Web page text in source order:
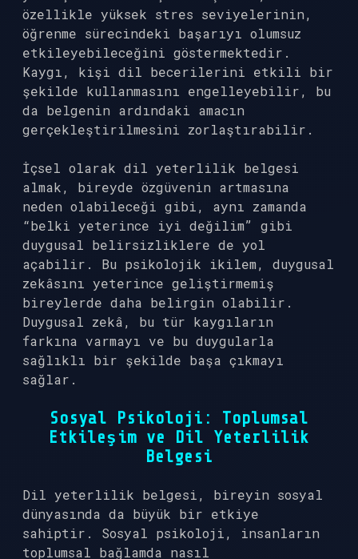
özellikle yüksek stres seviyelerinin,
öğrenme sürecindeki başarıyı olumsuz
etkileyebileceğini göstermektedir.
Kaygı, kişi dil becerilerini etkili bir
şekilde kullanmasını engelleyebilir, bu
da belgenin ardındaki amacın
gerçekleştirilmesini zorlaştırabilir.
İçsel olarak dil yeterlilik belgesi
almak, bireyde özgüvenin artmasına
neden olabileceği gibi, aynı zamanda
“belki yeterince iyi değilim” gibi
duygusal belirsizliklere de yol
açabilir. Bu psikolojik ikilem, duygusal
zekâsını yeterince geliştirmemiş
bireylerde daha belirgin olabilir.
Duygusal zekâ, bu tür kaygıların
farkına varmayı ve bu duygularla
sağlıklı bir şekilde başa çıkmayı
sağlar.
Sosyal Psikoloji: Toplumsal
Etkileşim ve Dil Yeterlilik
Belgesi
Dil yeterlilik belgesi, bireyin sosyal
dünyasında da büyük bir etkiye
sahiptir. Sosyal psikoloji, insanların
toplumsal bağlamda nasıl